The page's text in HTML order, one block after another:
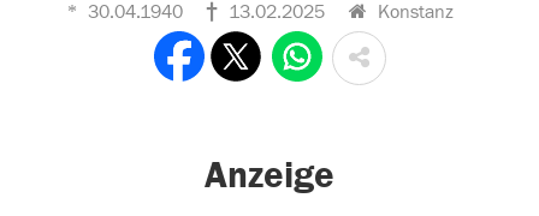
30.04.1940 13.02.2025 Konstanz
Anzeige